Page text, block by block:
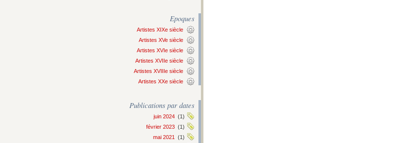
Epoques
Artistes XIXe siècle
Artistes XVe siècle
Artistes XVIe siècle
Artistes XVIIe siècle
Artistes XVIIIe siècle
Artistes XXe siècle
Publications par dates
juin 2024 (1)
février 2023 (1)
mai 2021
(1)